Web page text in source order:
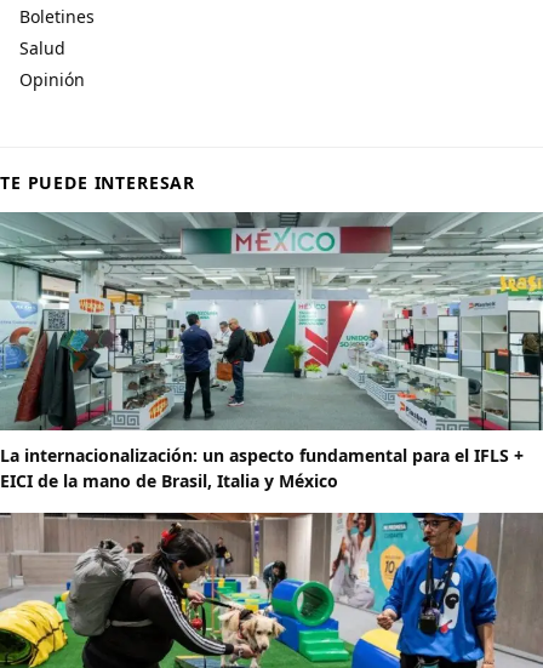
Boletines
Salud
Opinión
TE PUEDE INTERESAR
La internacionalización: un aspecto fundamental para el IFLS +
EICI de la mano de Brasil, Italia y México